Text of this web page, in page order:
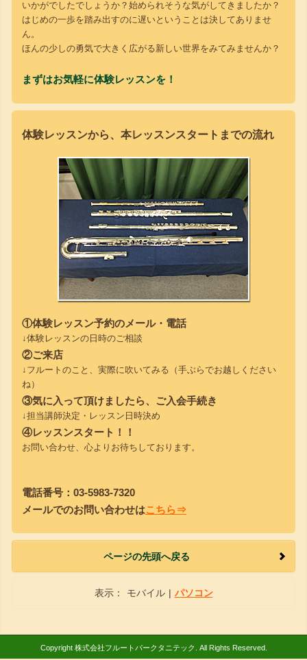
いかがでしたでしょうか？始められそうな気がしてきましたか？
はじめの一歩を踏み出すのに遅いということは決してありませ
ん。
ほんの少しの勇気で大きく広がる新しい世界をみてみませんか？
まずはお気軽に体験レッスンを！
体験レッスンから、本レッスンスタートまでの流れ
①体験レッスン予約のメール・電話
↓体験レッスンの日時のご相談
②ご来店
↓フルートのこと、実際に吹いてみる（手ぶらでお越しください
ね）
③気に入って頂けましたら、ご入会手続き
↓担当講師決定・レッスン日時決め
④レッスンスタート！！
お問い合わせ、心よりお待ちしております。
電話番号：03-5983-7320
メールでのお問い合わせはこちら⇒
ページの先頭へ戻る
表示： モバイル | パソコン
Copyright 株式会社フルートパークタニテック. All Rights Reserved.